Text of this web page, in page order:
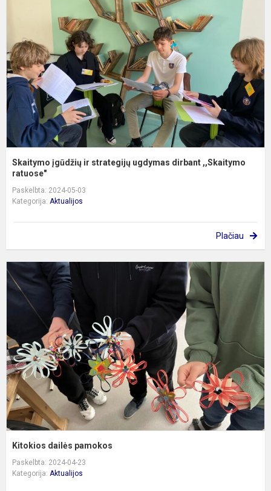
Skaitymo įgūdžių ir strategijų ugdymas dirbant ,,Skaitymo
ratuose"
Paskelbta: 2024-05-03
Kategorija: Aktualijos
Plačiau
Kitokios dailės pamokos
Paskelbta: 2024-04-23
Kategorija: Aktualijos